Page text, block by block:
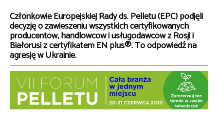
Członkowie Europejskiej Rady ds. Pelletu (EPC) podjęli
decyzję o zawieszeniu wszystkich certyfikowanych
producentów, handlowców i usługodawców z Rosji i
Białorusi z certyfikatem EN plus®. To odpowiedź na
agresję w Ukrainie.